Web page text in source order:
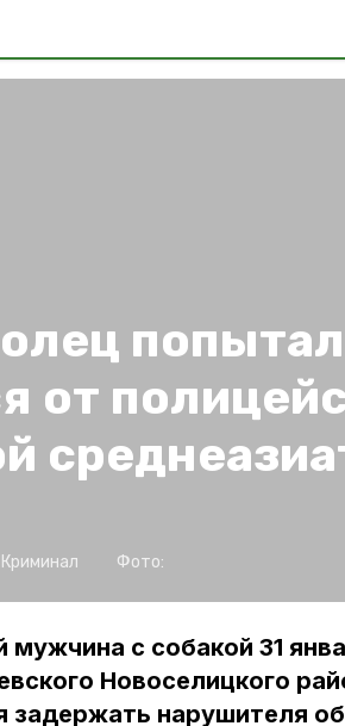
от
Криминал Фото:
мужчина с собакой 31
Новоселицкого
задержать нарушителя